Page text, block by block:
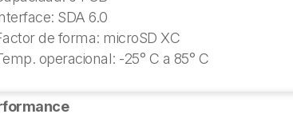
SDA 6.0
de forma: microSD XC
operacional: -25° C a 85° C